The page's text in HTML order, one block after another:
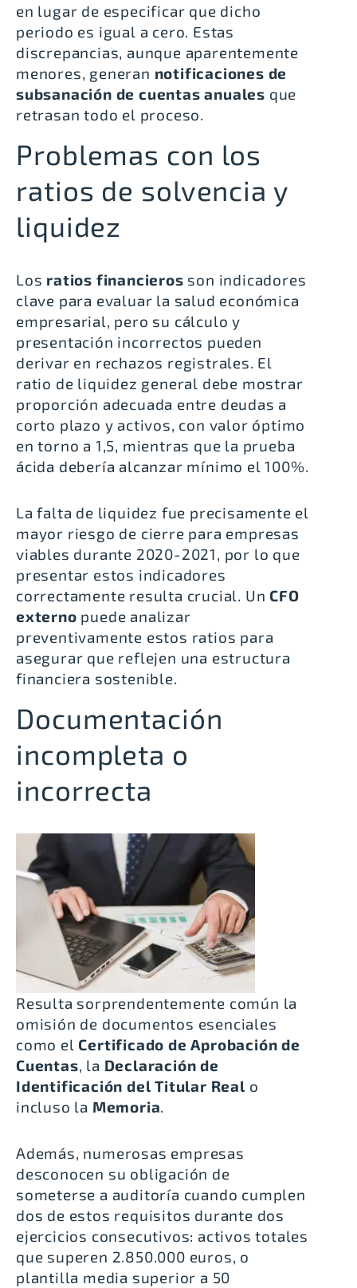
en lugar de especificar que dicho
periodo es igual a cero. Estas
discrepancias, aunque aparentemente
menores, generan notificaciones de
subsanación de cuentas anuales que
retrasan todo el proceso.
Problemas con los
ratios de solvencia y
liquidez
Los ratios financieros son indicadores
clave para evaluar la salud económica
empresarial, pero su cálculo y
presentación incorrectos pueden
derivar en rechazos registrales. El
ratio de liquidez general debe mostrar
proporción adecuada entre deudas a
corto plazo y activos, con valor óptimo
en torno a 1,5, mientras que la prueba
ácida debería alcanzar mínimo el 100%.
La falta de liquidez fue precisamente el
mayor riesgo de cierre para empresas
viables durante 2020-2021, por lo que
presentar estos indicadores
correctamente resulta crucial. Un CFO
externo puede analizar
preventivamente estos ratios para
asegurar que reflejen una estructura
financiera sostenible.
Documentación
incompleta o
incorrecta
Resulta sorprendentemente común la
omisión de documentos esenciales
como el Certificado de Aprobación de
Cuentas, la Declaración de
Identificación del Titular Real o
incluso la Memoria.
Además, numerosas empresas
desconocen su obligación de
someterse a auditoría cuando cumplen
dos de estos requisitos durante dos
ejercicios consecutivos: activos totales
que superen 2.850.000 euros, o
plantilla media superior a 50